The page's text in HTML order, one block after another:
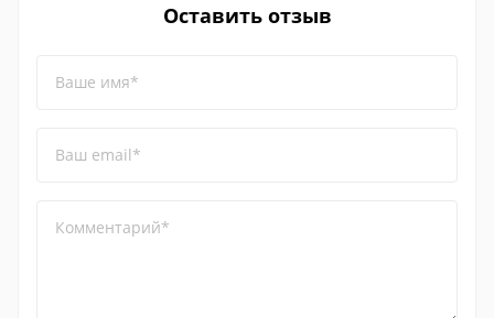
Оставить отзыв
Ваше имя*
Ваш email*
Комментарий*